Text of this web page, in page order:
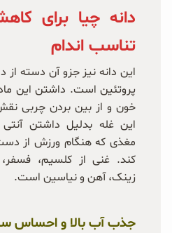
دانه چیا برای
تناسب اندام
این دانه نیز جزو آن دسته از
پروتئین است. داشتن این
خون و از بین بردن چربی
این غله بدلیل داشتن آنتی
مغذی که هنگام ورزش از
کند. غنی از کلسیم،
زینک، آهن و نیاسین است.
جذب آب بالا و احساس